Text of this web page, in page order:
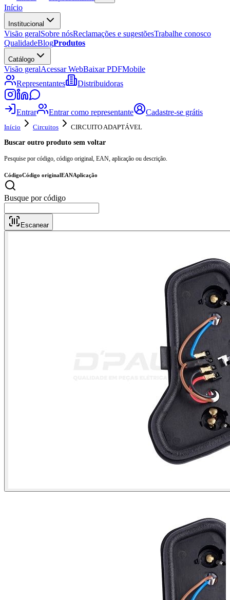
Início
Institucional
Visão geralSobre nósReclamações e sugestõesTrabalhe conosco
QualidadeBlogProdutos
Catálogo
Visão geralAcessar WebBaixar PDFMobile
Representantes
Distribuidoras
Entrar Entrar como representante Cadastre-se grátis
Início Circuitos
CIRCUITO ADAPTÁVEL
Buscar outro produto sem voltar
Pesquise por código, código original, EAN, aplicação ou descrição.
CódigoCódigo originalEANAplicação
Busque
Escanear